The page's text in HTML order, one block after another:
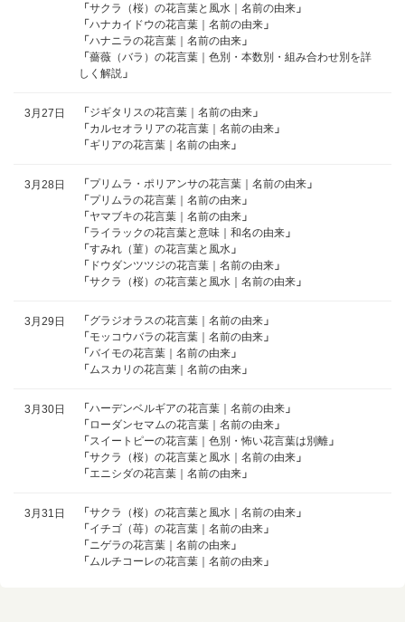
「 サクラ（桜）の花言葉と風水｜名前の由来 」
「 ハナカイドウの花言葉｜名前の由来 」
「 ハナニラの花言葉｜名前の由来 」
「 薔薇（バラ）の花言葉｜色別・本数別・組み合わせ別を詳
しく解説 」
3月27日 「 ジギタリスの花言葉｜名前の由来 」
「 カルセオラリアの花言葉｜名前の由来 」
「 ギリアの花言葉｜名前の由来 」
3月28日 「 プリムラ・ポリアンサの花言葉｜名前の由来 」
「 プリムラの花言葉｜名前の由来 」
「 ヤマブキの花言葉｜名前の由来 」
「 ライラックの花言葉と意味｜和名の由来 」
「 すみれ（菫）の花言葉と風水 」
「 ドウダンツツジの花言葉｜名前の由来 」
「 サクラ（桜）の花言葉と風水｜名前の由来 」
3月29日 「 グラジオラスの花言葉｜名前の由来 」
「 モッコウバラの花言葉｜名前の由来 」
「 バイモの花言葉｜名前の由来 」
「 ムスカリの花言葉｜名前の由来 」
3月30日 「 ハーデンベルギアの花言葉｜名前の由来 」
「 ローダンセマムの花言葉｜名前の由来 」
「 スイートピーの花言葉｜色別・怖い花言葉は別離 」
「 サクラ（桜）の花言葉と風水｜名前の由来 」
「 エニシダの花言葉｜名前の由来 」
3月31日 「 サクラ（桜）の花言葉と風水｜名前の由来 」
「 イチゴ（苺）の花言葉｜名前の由来 」
「 ニゲラの花言葉｜名前の由来 」
「 ムルチコーレの花言葉｜名前の由来 」